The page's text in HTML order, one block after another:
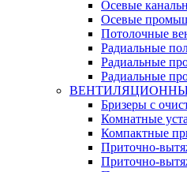
Осевые
Осевые
Потолочные
Радиальные
Радиальные
Радиальные
Бризеры с
Комнатные
Компактные
Приточно-
Приточно-